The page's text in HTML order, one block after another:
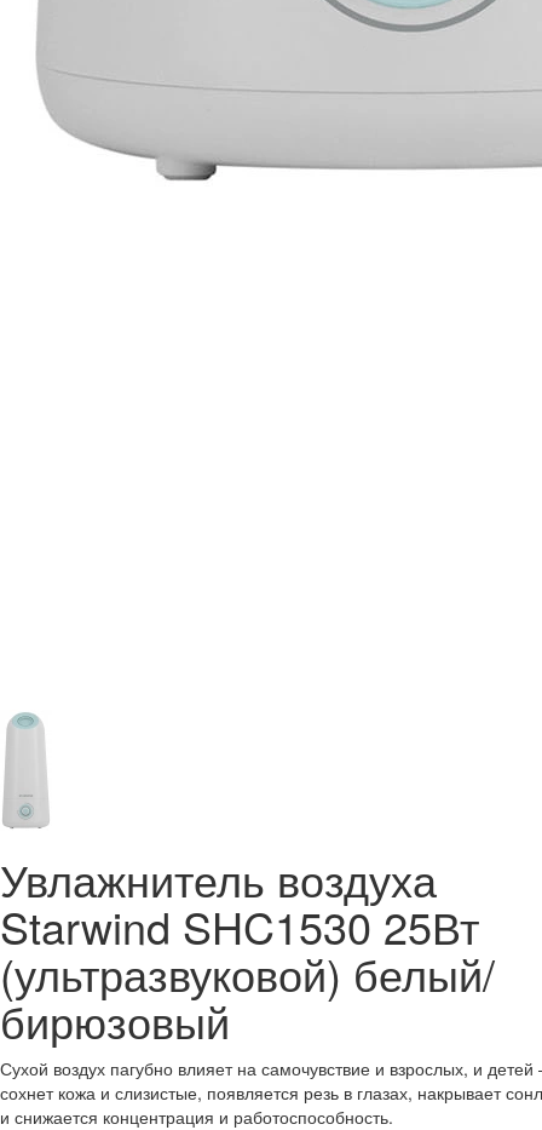
Увлажнитель воздуха
Starwind SHC1530 25Вт
(ультразвуковой) белый/
бирюзовый
Сухой воздух пагубно влияет на самочувствие и взрослых, и детей
сохнет кожа и слизистые, появляется резь в глазах, накрывает
и снижается концентрация и работоспособность.